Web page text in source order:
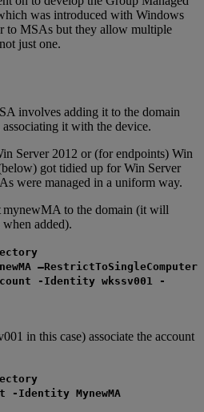
was introduced with Windows
to MSAs but they allow multiple
just one.
involves adding it to the domain
it with the device.
Server 2012 or (for endpoints) Win
got tidied up for Win Server
were managed in a uniform way.
mynewMA to the domain (it will
added).
–RestrictToSingleComputer
-Identity wkssv001 -
in this case) associate the account
-Identity MynewMA